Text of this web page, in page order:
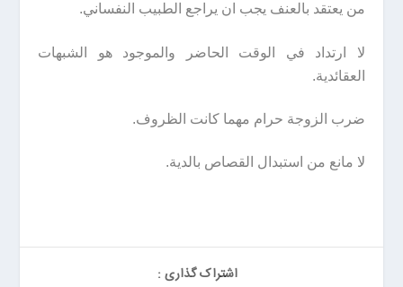
من يعتقد بالعنف يجب ان يراجع الطبيب النفساني.
لا ارتداد في الوقت الحاضر والموجود هو الشبهات
العقائدية.
ضرب الزوجة حرام مهما كانت الظروف.
لا مانع من استبدال القصاص بالدية.
اشتراک گذاری :